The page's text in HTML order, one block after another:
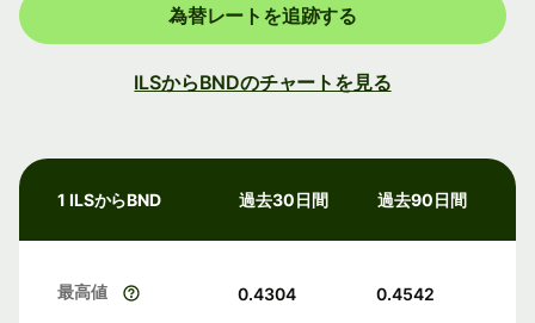
為替レートを追跡する
ILSからBNDのチャートを見る
1 ILSからBND 過去30日間 過去90日間
最高値 0.4304 0.4542